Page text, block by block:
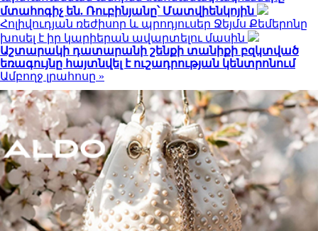
մտահոգիչ են. Ռուբինյանը՝ Մատվիենկոյին
Հոլիվուդյան ռեժիսոր և պրոդյուսեր Ջեյմս Քեմերոնը
խոսել է իր կարիերան ավարտելու մասին
Աշտարակի դատարանի շենքի տանիքի բզկտված
եռագույնը հայտնվել է ուշադրության կենտրոնում
Ամբողջ լրահոսը »